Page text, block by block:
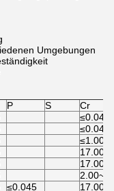
Umgebungen
P S
Cr
≤0.045
≤0.045
≤1.00
≤0.045